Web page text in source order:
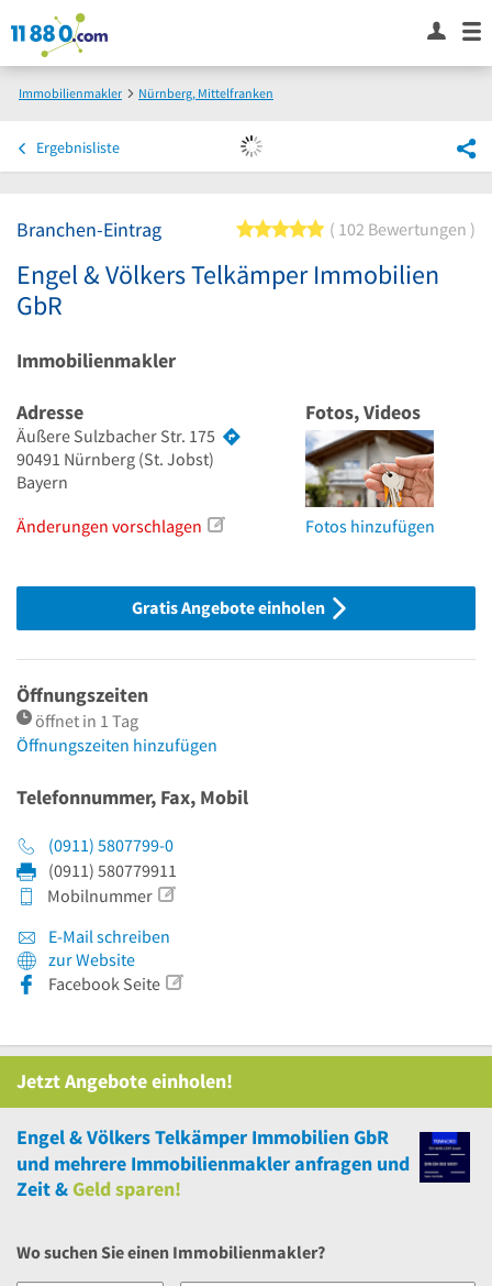
Immobilienmakler
Nürnberg, Mittelfranken
Ergebnisliste
Branchen-Eintrag 5 von 5 Sternen
102 Bewertungen
Engel & Völkers Telkämper Immobilien
GbR
Immobilienmakler
Adresse
Äußere Sulzbacher Str. 175
90491 Nürnberg (St. Jobst)
Bayern
Änderungen vorschlagen
Fotos, Videos
Fotos hinzufügen
Gratis Angebote einholen
Öffnungszeiten
öffnet in 1 Tag
Öffnungszeiten hinzufügen
Telefonnummer, Fax, Mobil
(0911) 5807799-0
(0911) 580779911
Mobilnummer
E-Mail schreiben
zur Website
Facebook Seite
Jetzt Angebote einholen!
Engel & Völkers Telkämper Immobilien GbR
und mehrere Immobilienmakler anfragen und
Zeit &Geld sparen!
Wo suchen Sie einen Immobilienmakler?